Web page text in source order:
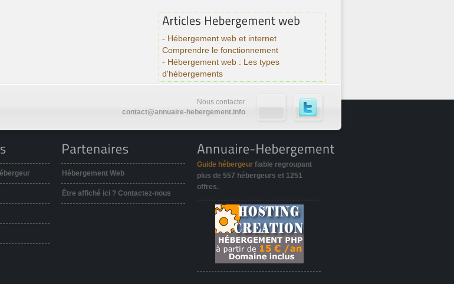
- Hébergement web et internet
Comprendre le fonctionnement
- Hébergement web : Les types
d'hébergements
Nous contacter
contact@annuaire-hebergement.info
Hébergement Web
Être affiché ici ? Contactez-nous
Guide hébergeur fiable regroupant
plus de 557 hébergeurs et 1251
offres.